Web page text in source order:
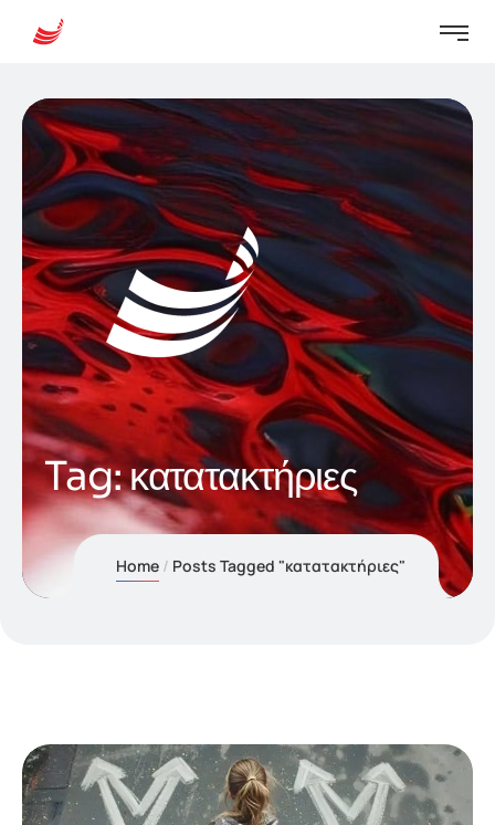
Tag:κατατακτήριες
Home Posts Tagged "κατατακτήριες"